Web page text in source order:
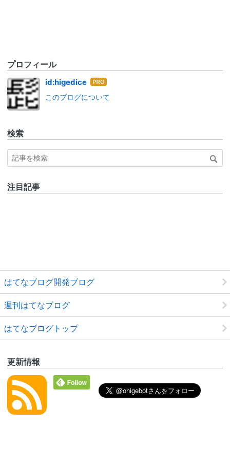
プロフィール
id:higedice はて
ログ
このブログについて
検索
注目記事
はてなブログ開発ブログ
週刊はてなブログ
はてなブログトップ
更新情報